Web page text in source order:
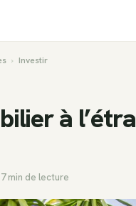
› Investir
à
7 min de lecture